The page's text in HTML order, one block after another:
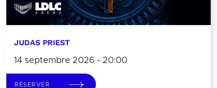
JUDAS PRIEST
14 septembre 2026 - 20:00
RÉSERVER